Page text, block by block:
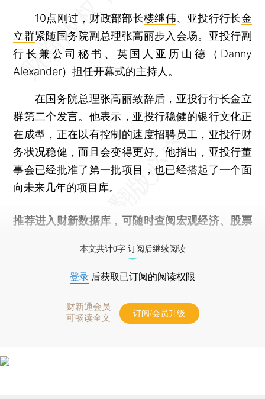
10点刚过，财政部部长楼继伟、亚投行行长金
立群紧随国务院副总理张高丽步入会场。亚投行副
行长兼公司秘书、英国人亚历山德（Danny
Alexander）担任开幕式的主持人。
在国务院总理张高丽致辞后，亚投行行长金立
群第二个发言。他表示，亚投行稳健的银行文化正
在成型，正在以有控制的速度招聘员工，亚投行财
务状况稳健，而且会变得更好。他指出，亚投行董
事会已经批准了第一批项目，也已经搭起了一个面
向未来几年的项目库。
推荐进入 财新数据库 ，可随时查阅宏观经济、股票
本文共计0字 订阅后继续阅读
登录 后获取已订阅的阅读权限
财新通会员
可畅读全文
订阅/会员升级